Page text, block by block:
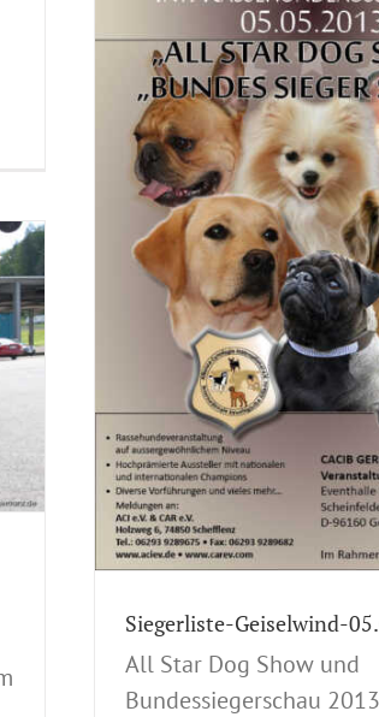
Siegerliste-Geiselwind-
All Star Dog Show und
Bundessiegerschau